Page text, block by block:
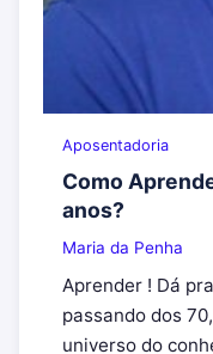
Aposentadoria
Como
anos?
Maria da Penha
Aprender ! Dá
passando dos
universo do